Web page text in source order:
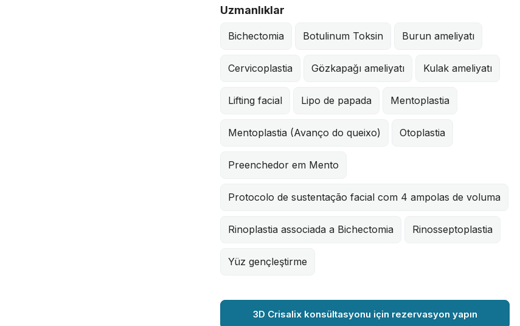
Uzmanlıklar
Bichectomia Botulinum Toksin Burun ameliyatı
Cervicoplastia Gözkapağı ameliyatı Kulak ameliyatı
Lifting facial Lipo de papada Mentoplastia
Mentoplastia (Avanço do queixo) Otoplastia
Preenchedor em Mento
Protocolo de sustentação facial com 4 ampolas de voluma
Rinoplastia associada a Bichectomia Rinosseptoplastia
Yüz gençleştirme
3D Crisalix konsültasyonu için rezervasyon yapın